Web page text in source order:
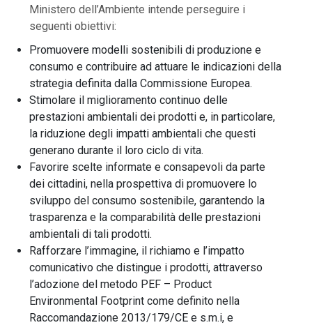
Ministero dell’Ambiente intende perseguire i
seguenti obiettivi:
Promuovere modelli sostenibili di produzione e
consumo e contribuire ad attuare le indicazioni della
strategia definita dalla Commissione Europea.
Stimolare il miglioramento continuo delle
prestazioni ambientali dei prodotti e, in particolare,
la riduzione degli impatti ambientali che questi
generano durante il loro ciclo di vita.
Favorire scelte informate e consapevoli da parte
dei cittadini, nella prospettiva di promuovere lo
sviluppo del consumo sostenibile, garantendo la
trasparenza e la comparabilità delle prestazioni
ambientali di tali prodotti.
Rafforzare l’immagine, il richiamo e l’impatto
comunicativo che distingue i prodotti, attraverso
l’adozione del metodo PEF – Product
Environmental Footprint come definito nella
Raccomandazione 2013/179/CE e s.m.i, e